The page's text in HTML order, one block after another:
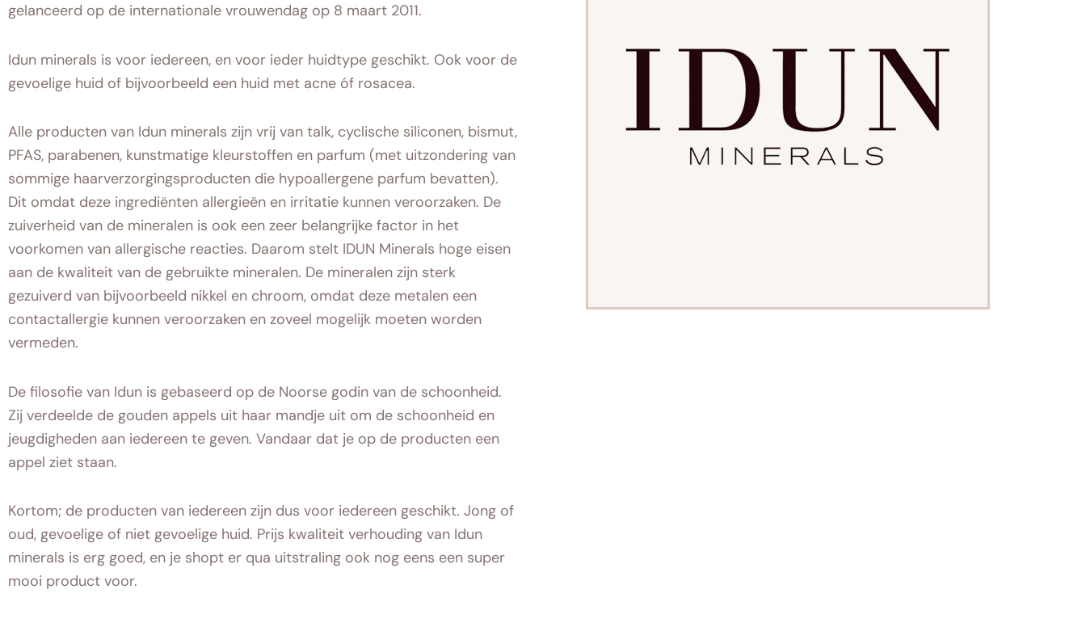
gelanceerd op de internationale vrouwendag op 8 maart 2011.
Idun minerals is voor iedereen, en voor ieder huidtype geschikt. Ook voor de
gevoelige huid of bijvoorbeeld een huid met acne óf rosacea.
Alle producten van Idun minerals zijn vrij van talk, cyclische siliconen, bismut,
PFAS, parabenen, kunstmatige kleurstoffen en parfum (met uitzondering van
sommige haarverzorgingsproducten die hypoallergene parfum bevatten).
Dit omdat deze ingrediënten allergieën en irritatie kunnen veroorzaken. De
zuiverheid van de mineralen is ook een zeer belangrijke factor in het
voorkomen van allergische reacties. Daarom stelt IDUN Minerals hoge eisen
aan de kwaliteit van de gebruikte mineralen. De mineralen zijn sterk
gezuiverd van bijvoorbeeld nikkel en chroom, omdat deze metalen een
contactallergie kunnen veroorzaken en zoveel mogelijk moeten worden
vermeden.
De filosofie van Idun is gebaseerd op de Noorse godin van de schoonheid.
Zij verdeelde de gouden appels uit haar mandje uit om de schoonheid en
jeugdigheden aan iedereen te geven. Vandaar dat je op de producten een
appel ziet staan.
Kortom; de producten van iedereen zijn dus voor iedereen geschikt. Jong of
oud, gevoelige of niet gevoelige huid. Prijs kwaliteit verhouding van Idun
minerals is erg goed, en je shopt er qua uitstraling ook nog eens een super
mooi product voor.